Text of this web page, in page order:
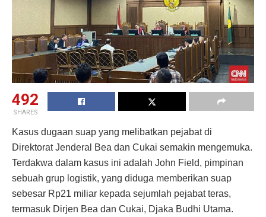
492
SHARES
Kasus dugaan suap yang melibatkan pejabat di
Direktorat Jenderal Bea dan Cukai semakin mengemuka.
Terdakwa dalam kasus ini adalah John Field, pimpinan
sebuah grup logistik, yang diduga memberikan suap
sebesar Rp21 miliar kepada sejumlah pejabat teras,
termasuk Dirjen Bea dan Cukai, Djaka Budhi Utama.